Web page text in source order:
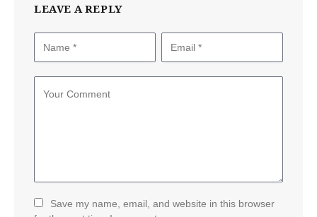
LEAVE A REPLY
Save my name, email, and website in this browser